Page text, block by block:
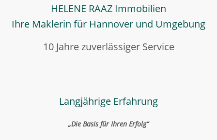
HELENE RAAZ Immobilien
Ihre Maklerin für Hannover und Umgebung
10 Jahre zuverlässiger Service
Langjährige Erfahrung
„Die Basis für Ihren Erfolg“